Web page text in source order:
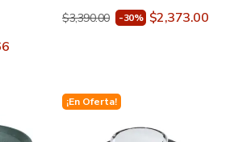
$3,390.00 -30% $2,373.00
¡En Oferta!